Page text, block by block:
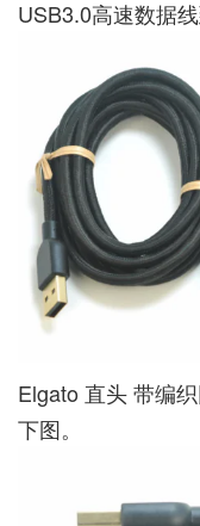
USB3.0高速数据
Elgato 直头 带编
下图。